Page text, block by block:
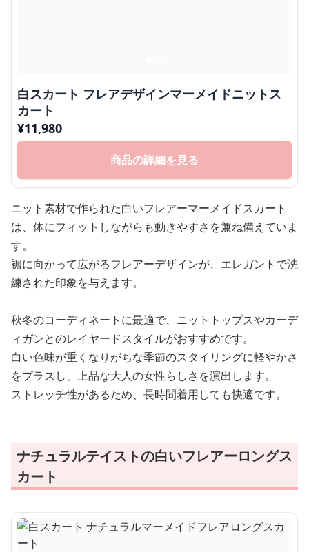
白スカート フレアデザインマーメイドニットス
カート
¥11,980
商品の詳細を見る
ニット素材で作られた白いフレアーマーメイドスカート
は、体にフィットしながらも動きやすさを兼ね備えていま
す。
裾に向かって広がるフレアーデザインが、エレガントで洗
練された印象を与えます。
秋冬のコーディネートに最適で、ニットトップスやカーデ
ィガンとのレイヤードスタイルがおすすめです。
白い色味が重くなりがちな季節のスタイリングに軽やかさ
をプラスし、上品な大人の女性らしさを演出します。
ストレッチ性があるため、長時間着用しても快適です。
ナチュラルテイストの白いフレアーロングス
カート